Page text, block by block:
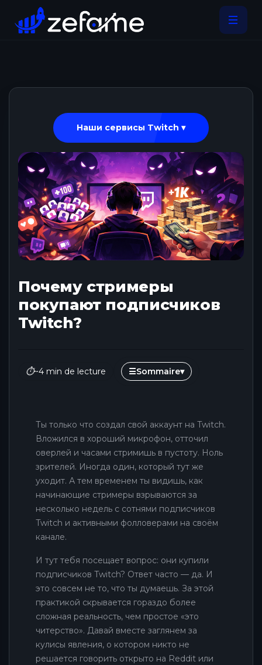
Наши сервисы Twitch ▾
Почему стримеры
покупают подписчиков
Twitch?
⏱~4 min de lecture ☰Sommaire▾
Ты только что создал свой аккаунт на Twitch.
Вложился в хороший микрофон, отточил
оверлей и часами стримишь в пустоту. Ноль
зрителей. Иногда один, который тут же
уходит. А тем временем ты видишь, как
начинающие стримеры взрываются за
несколько недель с сотнями подписчиков
Twitch и активными фолловерами на своём
канале.
И тут тебя посещает вопрос: они купили
подписчиков Twitch? Ответ часто — да. И
это совсем не то, что ты думаешь. За этой
практикой скрывается гораздо более
сложная реальность, чем простое «это
читерство». Давай вместе заглянем за
кулисы явления, о котором никто не
решается говорить открыто на Reddit или